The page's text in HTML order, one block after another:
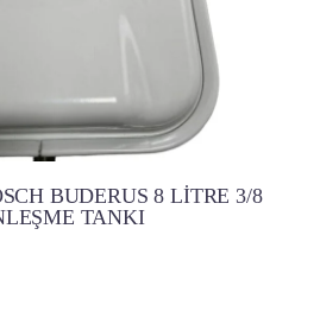
BUDERUS 8 LİTRE 3/8
TANKI